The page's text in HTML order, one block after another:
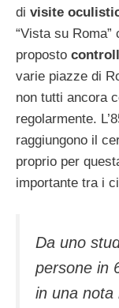
di visite
“Vista su
proposto
varie piazze di
non tutti ancora
regolarmente.
raggiungono il
proprio per
importante tra i
Da uno
persone in
in una nota